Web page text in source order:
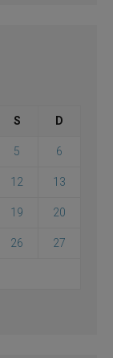
S D
5 6
12 13
19 20
26 27